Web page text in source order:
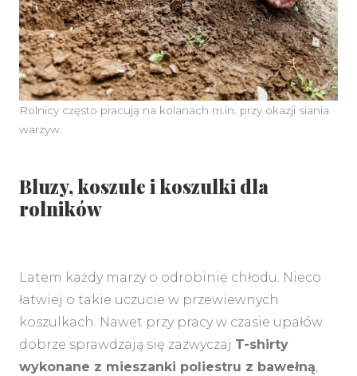
Rolnicy często pracują na kolanach m.in. przy okazji siania
warzyw.
Bluzy, koszule i koszulki dla
rolników
Latem każdy marzy o odrobinie chłodu. Nieco
łatwiej o takie uczucie w przewiewnych
koszulkach. Nawet przy pracy w czasie upałów
dobrze sprawdzają się zazwyczaj T-shirty
wykonane z mieszanki poliestru z bawełną,